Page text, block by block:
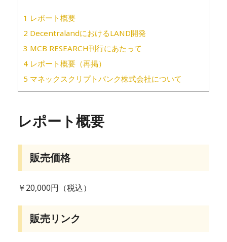
1 レポート概要
2 DecentralandにおけるLAND開発
3 MCB RESEARCH刊行にあたって
4 レポート概要（再掲）
5 マネックスクリプトバンク株式会社について
レポート概要
販売価格
￥20,000円（税込）
販売リンク